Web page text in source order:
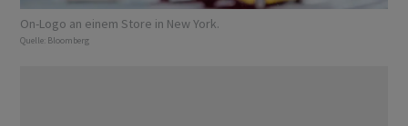
On-Logo an einem Store in New York.
Quelle: Bloomberg